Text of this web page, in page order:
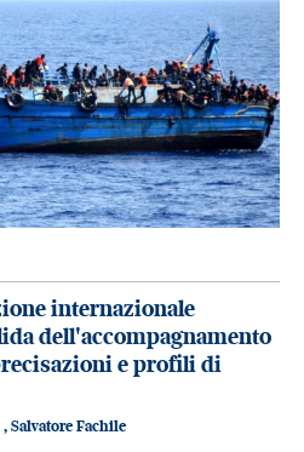
internazionale
dell'accompagnamento
e profili di
, Salvatore Fachile